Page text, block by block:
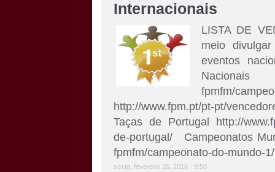
Internacionais
LISTA DE
meio
eventos
Nacionais
fpmfm/
http://www.fpm.pt/pt-pt/
Taças de Portugal http://
de-portugal/ Campeonatos
fpmfm/campeonato-do-mundo-
sexta, fevereiro 26, 2016 - 9:50